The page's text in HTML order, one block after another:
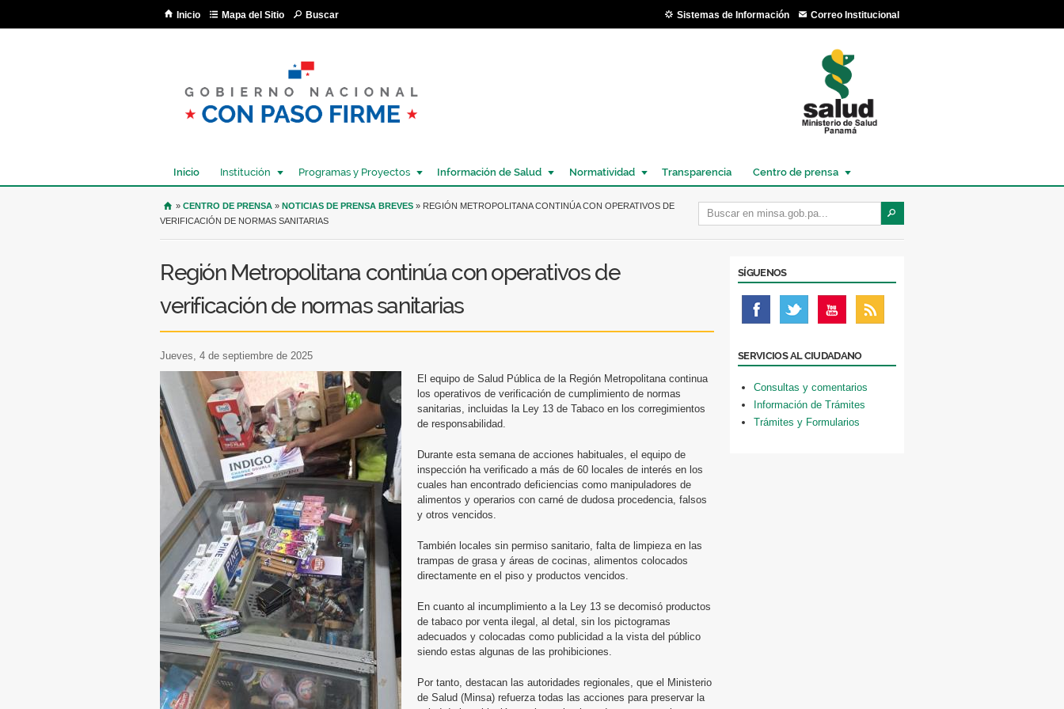
Inicio Mapa del Sitio Buscar Sistemas de Información Correo Institucional
Inicio Institución Programas y Proyectos Información de Salud Normatividad Transparencia Centro de prensa
USTED SE ENCUENTRA AQUÍ
» CENTRO DE PRENSA » NOTICIAS DE PRENSA BREVES » REGIÓN METROPOLITANA CONTINÚA CON OPERATIVOS DE
VERIFICACIÓN DE NORMAS SANITARIAS
Región Metropolitana continúa con operativos de
verificación de normas sanitarias
jueves, 4 de septiembre de 2025
El equipo de Salud Pública de la Región Metropolitana continua
los operativos de verificación de cumplimiento de normas
sanitarias, incluidas la Ley 13 de Tabaco en los corregimientos
de responsabilidad.
Durante esta semana de acciones habituales, el equipo de
inspección ha verificado a más de 60 locales de interés en los
cuales han encontrado deficiencias como manipuladores de
alimentos y operarios con carné de dudosa procedencia, falsos
y otros vencidos.
También locales sin permiso sanitario, falta de limpieza en las
trampas de grasa y áreas de cocinas, alimentos colocados
directamente en el piso y productos vencidos.
En cuanto al incumplimiento a la Ley 13 se decomisó productos
de tabaco por venta ilegal, al detal, sin los pictogramas
adecuados y colocadas como publicidad a la vista del público
siendo estas algunas de las prohibiciones.
Por tanto, destacan las autoridades regionales, que el Ministerio
de Salud (Minsa) refuerza todas las acciones para preservar la
SÍGUENOS
SERVICIOS AL CIUDADANO
Consultas y comentarios
Información de Trámites
Trámites y Formularios